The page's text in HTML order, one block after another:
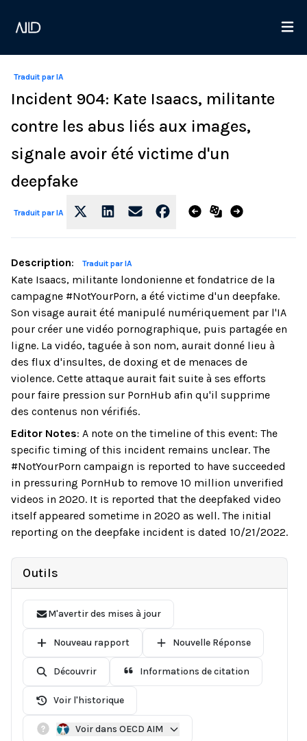
Traduit par IA
Incident 904: Kate Isaacs, militante
contre les abus liés aux images,
signale avoir été victime d'un
deepfake
Traduit par IA
Description: Traduit par IA
Kate Isaacs, militante londonienne et fondatrice de la
campagne #NotYourPorn, a été victime d'un deepfake.
Son visage aurait été manipulé numériquement par l'IA
pour créer une vidéo pornographique, puis partagée en
ligne. La vidéo, taguée à son nom, aurait donné lieu à
des flux d'insultes, de doxing et de menaces de
violence. Cette attaque aurait fait suite à ses efforts
pour faire pression sur PornHub afin qu'il supprime
des contenus non vérifiés.
Editor Notes: A note on the timeline of this event: The
specific timing of this incident remains unclear. The
#NotYourPorn campaign is reported to have succeeded
in pressuring PornHub to remove 10 million unverified
videos in 2020. It is reported that the deepfaked video
itself appeared sometime in 2020 as well. The initial
reporting on the deepfake incident is dated 10/21/2022.
Outils
M'avertir des mises à jour
Nouveau rapport Nouvelle Réponse
Découvrir Informations de citation
Voir l'historique
Voir dans OECD AIM